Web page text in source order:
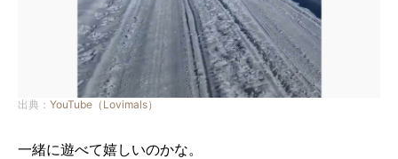
出典： YouTube（Lovimals）
一緒に遊べて嬉しいのかな。